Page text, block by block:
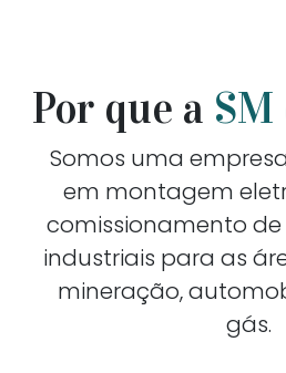
Por que a
Somos uma
em montagem
comissionamento
industriais para as
mineração,
gás.